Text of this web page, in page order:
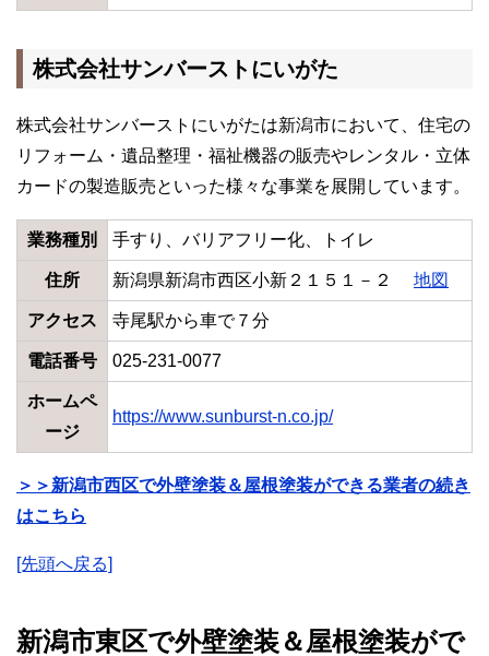
株式会社サンバーストにいがた
株式会社サンバーストにいがたは新潟市において、住宅の
リフォーム・遺品整理・福祉機器の販売やレンタル・立体
カードの製造販売といった様々な事業を展開しています。
業務種別 手すり、バリアフリー化、トイレ
住所 新潟県新潟市西区小新２１５１－２ 地図
アクセス 寺尾駅から車で７分
電話番号 025-231-0077
ホームペ
ージ
https://www.sunburst-n.co.jp/
＞＞新潟市西区で外壁塗装＆屋根塗装ができる業者の続き
はこちら
[先頭へ戻る]
新潟市東区で外壁塗装＆屋根塗装がで